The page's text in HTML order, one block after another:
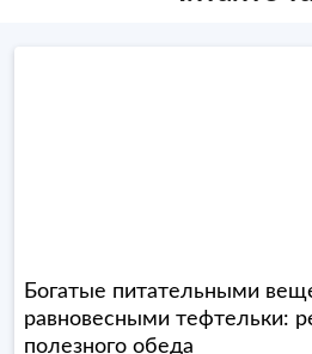
Богатые питательными
равновесными тефтельки:
полезного обеда